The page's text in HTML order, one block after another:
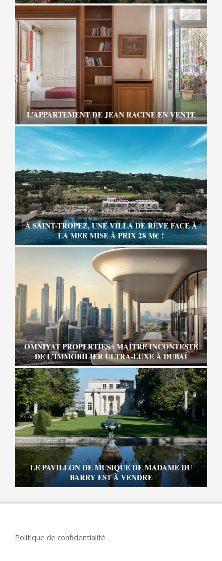
L’APPARTEMENT DE JEAN RACINE EN VENTE
À SAINT-TROPEZ, UNE VILLA DE RÊVE FACE À
LA MER MISE À PRIX 28 M€ !
OMNIYAT PROPERTIES : MAÎTRE INCONTESTÉ
DE L’IMMOBILIER ULTRA-LUXE À DUBAÏ
LE PAVILLON DE MUSIQUE DE MADAME DU
BARRY EST À VENDRE
Politique de confidentialité